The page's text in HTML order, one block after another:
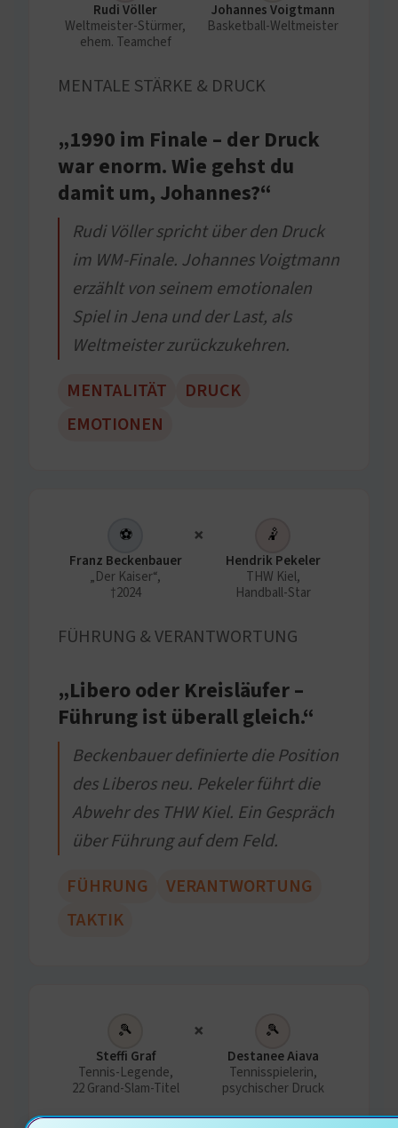
Rudi Völler
Weltmeister-Stürmer,
ehem. Teamchef
Johannes Voigtmann
Basketball-Weltmeister
MENTALE STÄRKE & DRUCK
„1990 im Finale – der Druck
war enorm. Wie gehst du
damit um, Johannes?“
Rudi Völler spricht über den Druck
im WM-Finale. Johannes Voigtmann
erzählt von seinem emotionalen
Spiel in Jena und der Last, als
Weltmeister zurückzukehren.
MENTALITÄT
DRUCK
EMOTIONEN
⚽
Franz Beckenbauer
„Der Kaiser“,
†2024
× 🤾
Hendrik Pekeler
THW Kiel,
Handball-Star
FÜHRUNG & VERANTWORTUNG
„Libero oder Kreisläufer –
Führung ist überall gleich.“
Beckenbauer definierte die Position
des Liberos neu. Pekeler führt die
Abwehr des THW Kiel. Ein Gespräch
über Führung auf dem Feld.
FÜHRUNG
VERANTWORTUNG
TAKTIK
🎾
Steffi Graf
Tennis-Legende,
22 Grand-Slam-Titel
× 🎾
Destanee Aiava
Tennisspielerin,
psychischer Druck